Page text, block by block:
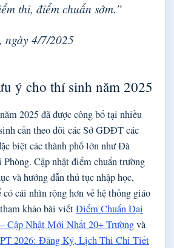
thi, điểm chuẩn sớm.”
4/7/2025
ý cho thí sinh năm 2025
2025 đã được công bố tại nhiều
cần theo dõi các Sở GDĐT các
biệt các thành phố lớn như Đà
Cập nhật điểm chuẩn trường
và hướng dẫn thủ tục nhập học,
cái nhìn rộng hơn về hệ thống giáo
khảo bài viếtĐiểm Chuẩn Đại
Cập Nhật Mới Nhất 20+ Trườngvà
2026: Đăng Ký, Lịch Thi Chi Tiết